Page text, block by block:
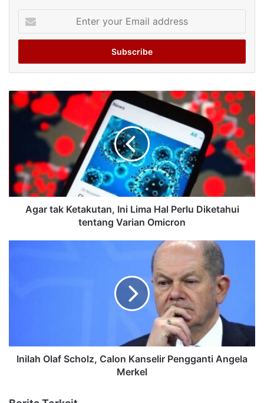
your
Email
Agar tak Ketakutan, Ini Lima Hal Perlu Diketahui
tentang Varian Omicron
Inilah Olaf Scholz, Calon Kanselir Pengganti Angela
Merkel